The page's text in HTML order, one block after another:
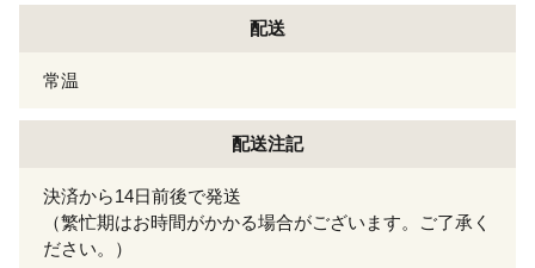
配送
常温
配送注記
決済から14日前後で発送
（繁忙期はお時間がかかる場合がございます。ご了承く
ださい。）